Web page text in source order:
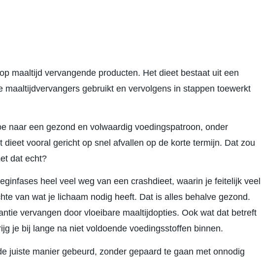
maaltijd vervangende producten. Het dieet bestaat uit een
gebruikt en vervolgens in stappen toewerkt
naar een gezond en volwaardig voedingspatroon, onder
vooral gericht op snel afvallen op de korte termijn. Dat zou
dat echt?
heel veel weg van een crashdieet, waarin je feitelijk veel
van wat je lichaam nodig heeft. Dat is alles behalve gezond.
vervangen door vloeibare maaltijdopties. Ook wat dat betreft
je bij lange na niet voldoende voedingsstoffen binnen.
juiste manier gebeurd, zonder gepaard te gaan met onnodig